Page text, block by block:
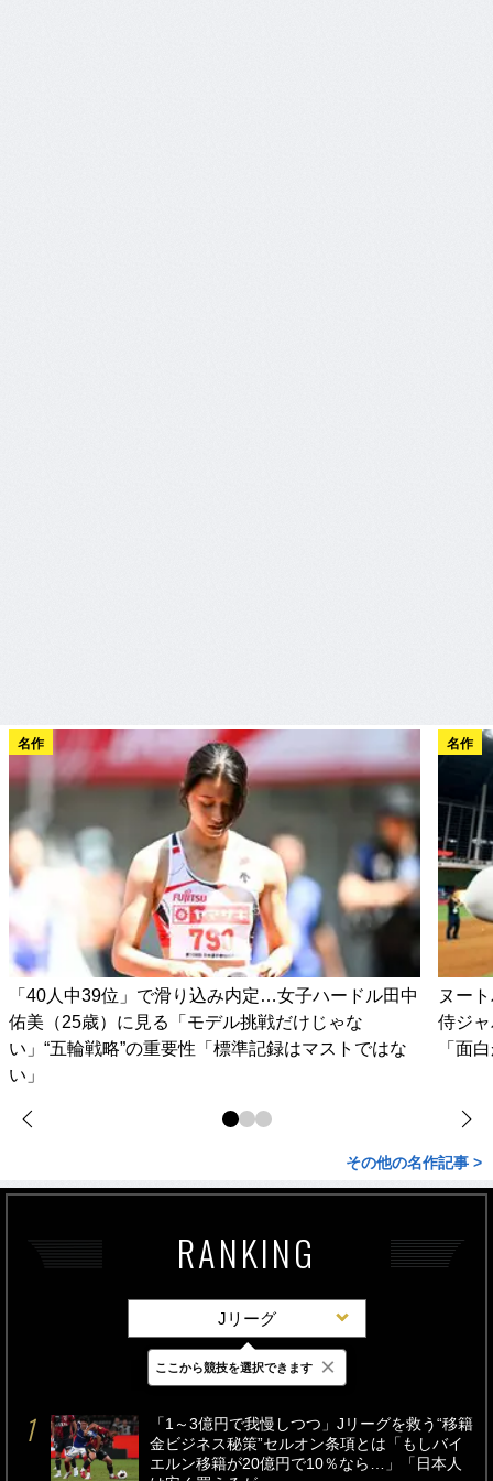
名作
「40人中39位」で滑り込み内定…女子ハードル田中
佑美（25歳）に見る「モデル挑戦だけじゃな
い」“五輪戦略”の重要性「標準記録はマストではな
い」
名作
ヌー
侍ジ
「面
その他の名作記事 >
RANKING
Jリーグ
最新 24時間 週間
「1～3億円で我慢しつつ」Jリーグを救う“移籍
金ビジネス秘策”セルオン条項とは「もしバイ
エルン移籍が20億円で10％なら…」「日本人
ここから競技を選択できます ×